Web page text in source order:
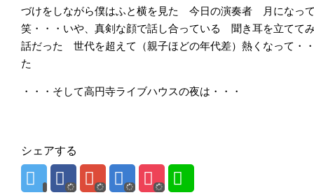
づけをしながら僕はふと横を見た 今日の演奏者 月になっ
笑・・・いや、真剣な顔で話し合っている 聞き耳を立てて
話だった 世代を超えて（親子ほどの年代差）熱くなって・
た
・・・そして高円寺ライブハウスの夜は・・・
シェアする